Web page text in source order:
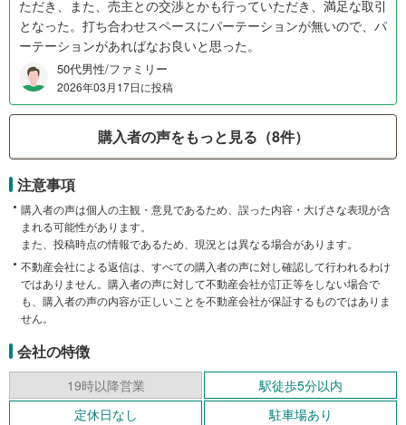
ただき、また、売主との交渉とかも行っていただき、満足な取引
となった。打ち合わせスペースにパーテーションが無いので、パ
ーテーションがあればなお良いと思った。
50代男性/ファミリー
2026年03月17日に投稿
購入者の声をもっと見る（8件）
注意事項
購入者の声は個人の主観・意見であるため、誤った内容・大げさな表現が含
まれる可能性があります。
また、投稿時点の情報であるため、現況とは異なる場合があります。
不動産会社による返信は、すべての購入者の声に対し確認して行われるわけ
ではありません。購入者の声に対して不動産会社が訂正等をしない場合で
も、購入者の声の内容が正しいことを不動産会社が保証するものではありま
せん。
会社の特徴
19時以降営業
駅徒歩5分以内
定休日なし
駐車場あり